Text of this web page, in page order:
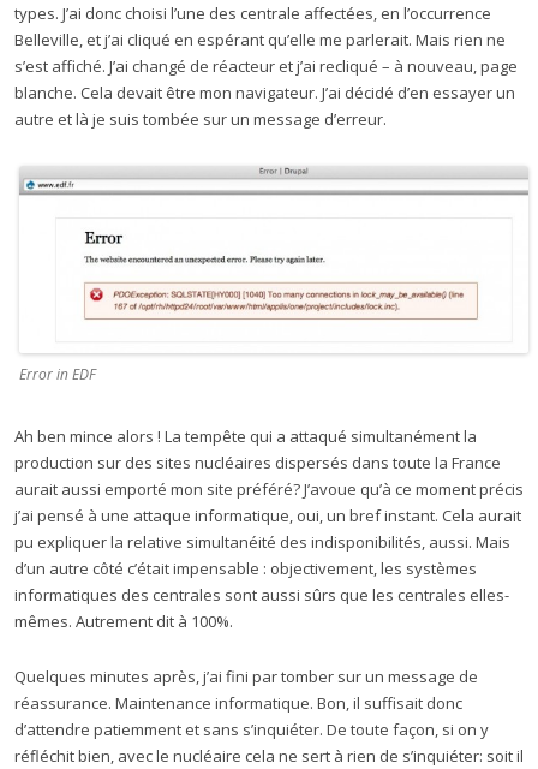
types. J’ai donc choisi l’une des centrale affectées, en l’occurrence
Belleville, et j’ai cliqué en espérant qu’elle me parlerait. Mais rien ne
s’est affiché. J’ai changé de réacteur et j’ai recliqué – à nouveau, page
blanche. Cela devait être mon navigateur. J’ai décidé d’en essayer un
autre et là je suis tombée sur un message d’erreur.
Error in EDF
Ah ben mince alors ! La tempête qui a attaqué simultanément la
production sur des sites nucléaires dispersés dans toute la France
aurait aussi emporté mon site préféré? J’avoue qu’à ce moment précis
j’ai pensé à une attaque informatique, oui, un bref instant. Cela aurait
pu expliquer la relative simultanéité des indisponibilités, aussi. Mais
d’un autre côté c’était impensable : objectivement, les systèmes
informatiques des centrales sont aussi sûrs que les centrales elles-
mêmes. Autrement dit à 100%.
Quelques minutes après, j’ai fini par tomber sur un message de
réassurance. Maintenance informatique. Bon, il suffisait donc
d’attendre patiemment et sans s’inquiéter. De toute façon, si on y
réfléchit bien, avec le nucléaire cela ne sert à rien de s’inquiéter: soit il